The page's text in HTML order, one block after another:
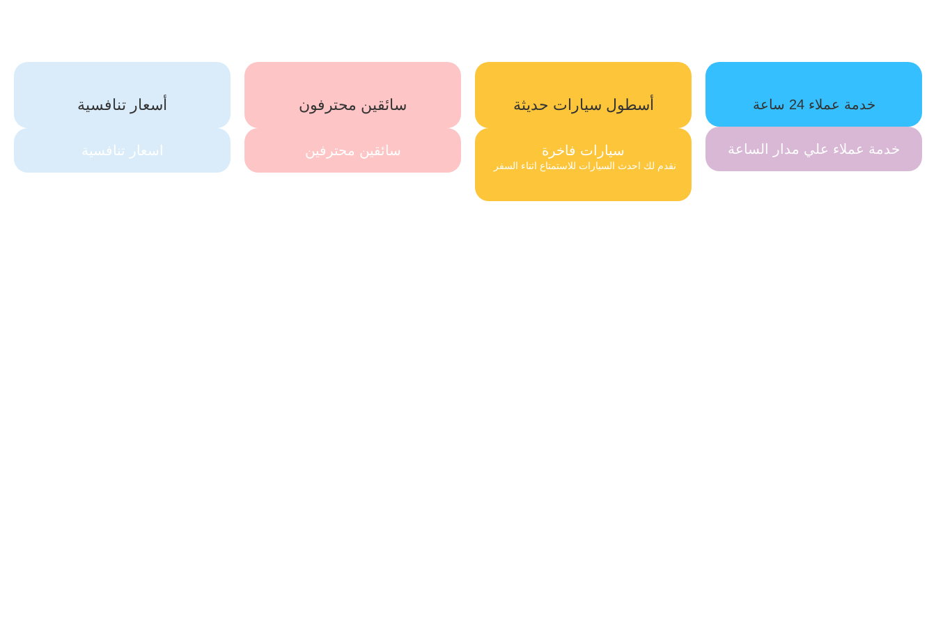
خدمة عملاء 24 ساعة
خدمة عملاء علي مدار الساعة
أسطول سيارات حديثة
سيارات فاخرة
نقدم لك احدث السيارات للاستمتاع اثناء السفر
سائقين محترفون
سائقين محترفين
أسعار تنافسية
اسعار تنافسية